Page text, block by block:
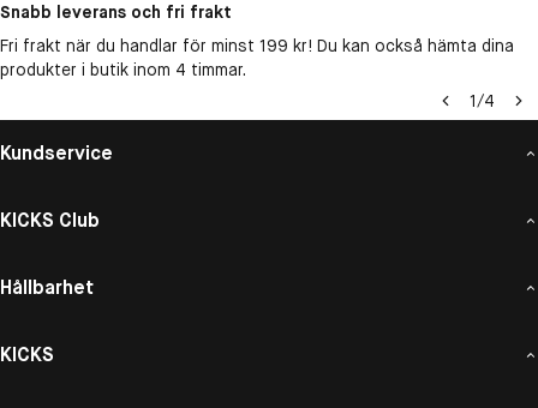
Snabb leverans och fri frakt
Fri frakt när du handlar för minst 199 kr! Du kan också hämta dina
produkter i butik inom 4 timmar.
1/4
Kundservice
KICKS Club
Hållbarhet
KICKS